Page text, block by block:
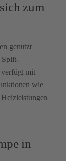
zum
genutzt
Split-
verfügt mit
wie
in